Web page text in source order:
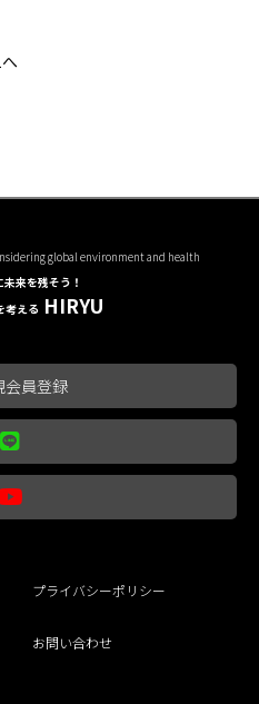
global environment and health
来を残そう！
考える HIRYU
会員登録
プライバシーポリシー
お問い合わせ